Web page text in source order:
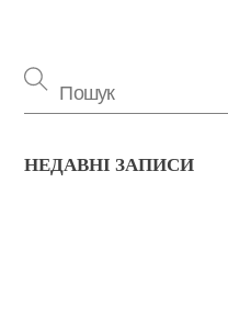
НЕДАВНІ ЗАПИСИ